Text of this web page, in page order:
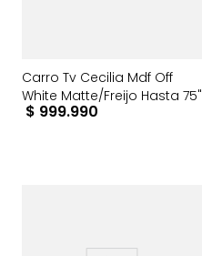
Carro Tv Cecilia Mdf Off
White Matte/Freijo Hasta 75"
$ 999.990